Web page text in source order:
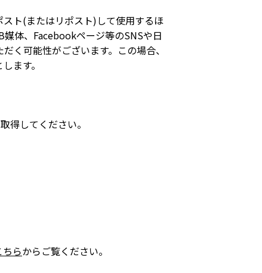
ト(またはリポスト)して使用するほ
体、Facebookページ等のSNSや日
く可能性がございます。この場合、
ます。
得してください。
ちらからご覧ください。